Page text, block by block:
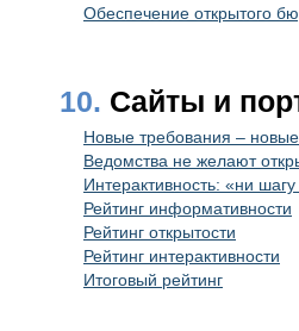
Обеспечение открытого
10. Сайты и
Новые требования – новые
Ведомства не желают
Интерактивность: «ни
Рейтинг информативности
Рейтинг открытости
Рейтинг интерактивности
Итоговый рейтинг